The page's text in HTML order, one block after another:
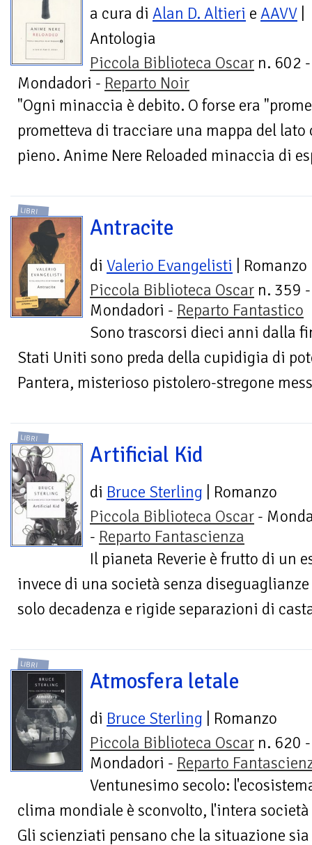
a cura di Alan D. Altieri e AAVV
Antologia
Piccola Biblioteca Oscar n. 602 -
Mondadori - Reparto Noir
"Ogni minaccia è debito. O forse era
prometteva di tracciare una mappa del
pieno. Anime Nere Reloaded minaccia di
LIBRI
Antracite
di Valerio Evangelisti | Romanzo
Piccola Biblioteca Oscar n. 359 -
Mondadori - Reparto Fantastico
Sono trascorsi dieci anni dalla
Stati Uniti sono preda della cupidigia di
Pantera, misterioso pistolero-stregone
LIBRI
Artificial Kid
di Bruce Sterling | Romanzo
Piccola Biblioteca Oscar -
- Reparto Fantascienza
Il pianeta Reverie è frutto di un
invece di una società senza
solo decadenza e rigide separazioni di
LIBRI
Atmosfera letale
di Bruce Sterling | Romanzo
Piccola Biblioteca Oscar n. 620 -
Mondadori - Reparto
Ventunesimo secolo:
clima mondiale è sconvolto, l'intera
Gli scienziati pensano che la situazione